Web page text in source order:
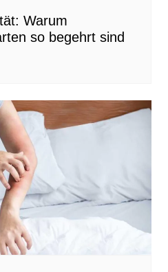
Warum
so begehrt sind